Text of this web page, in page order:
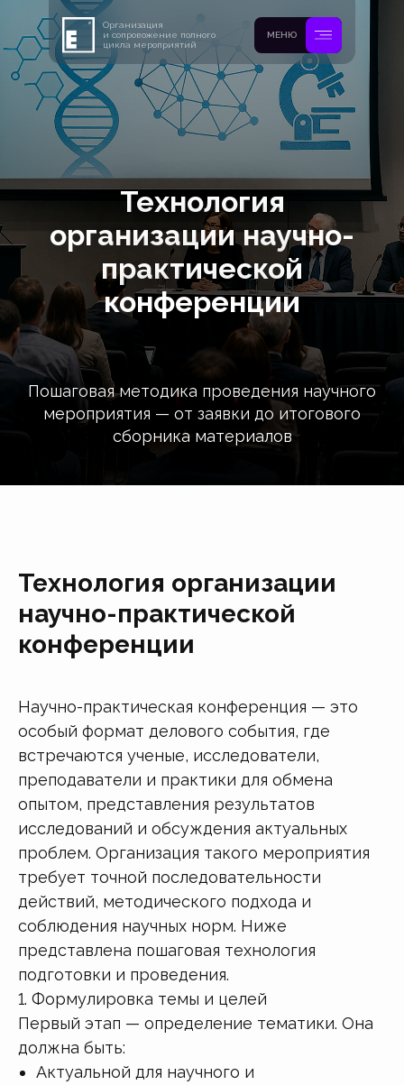
МЕНЮ
Организация
и сопровожение полного
цикла мероприятий
Технология
организации научно-
практической
конференции
Пошаговая методика проведения научного
мероприятия — от заявки до итогового
сборника материалов
Технология организации
научно-практической
конференции
Научно-практическая конференция — это
особый формат делового события, где
встречаются ученые, исследователи,
преподаватели и практики для обмена
опытом, представления результатов
исследований и обсуждения актуальных
проблем. Организация такого мероприятия
требует точной последовательности
действий, методического подхода и
соблюдения научных норм. Ниже
представлена пошаговая технология
подготовки и проведения.
1. Формулировка темы и целей
Первый этап — определение тематики. Она
должна быть:
Актуальной для научного и